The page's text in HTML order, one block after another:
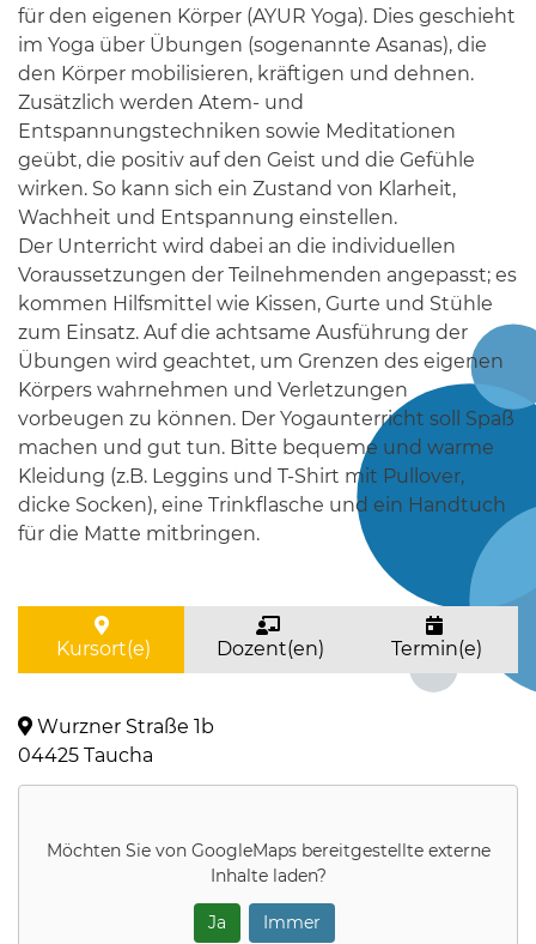
für den eigenen Körper (AYUR Yoga). Dies geschieht
im Yoga über Übungen (sogenannte Asanas), die
den Körper mobilisieren, kräftigen und dehnen.
Zusätzlich werden Atem- und
Entspannungstechniken sowie Meditationen
geübt, die positiv auf den Geist und die Gefühle
wirken. So kann sich ein Zustand von Klarheit,
Wachheit und Entspannung einstellen.
Der Unterricht wird dabei an die individuellen
Voraussetzungen der Teilnehmenden angepasst; es
kommen Hilfsmittel wie Kissen, Gurte und Stühle
zum Einsatz. Auf die achtsame Ausführung der
Übungen wird geachtet, um Grenzen des eigenen
Körpers wahrnehmen und Verletzungen
vorbeugen zu können. Der Yogaunterricht soll Spaß
machen und gut tun. Bitte bequeme und warme
Kleidung (z.B. Leggins und T-Shirt mit Pullover,
dicke Socken), eine Trinkflasche und ein Handtuch
für die Matte mitbringen.
Kursort(e) Dozent(en) Termin(e)
Wurzner Straße 1b
04425 Taucha
Möchten Sie von GoogleMapsbereitgestellte externe
Inhalte laden?
Ja Immer